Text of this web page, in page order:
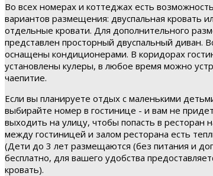
Во всех номерах и коттеджах есть
вариантов размещения: двуспальная кровать
отдельные кровати. Для дополнительного
представлен просторный двуспальный диван.
оснащены кондиционерами. В коридорах
установлены кулеры, в любое время можно
чаепитие.
Если вы планируете отдых с маленькими
выбирайте номер в гостинице - и вам не
выходить на улицу, чтобы попасть в ресторан
между гостиницей и залом ресторана есть
(Дети до 3 лет размещаются (без питания и
бесплатно, для вашего удобства
кровать).